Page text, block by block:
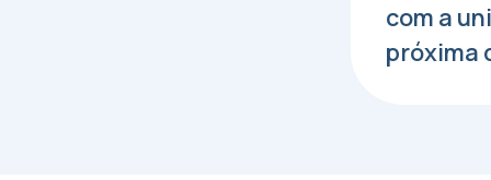
com a
próxima